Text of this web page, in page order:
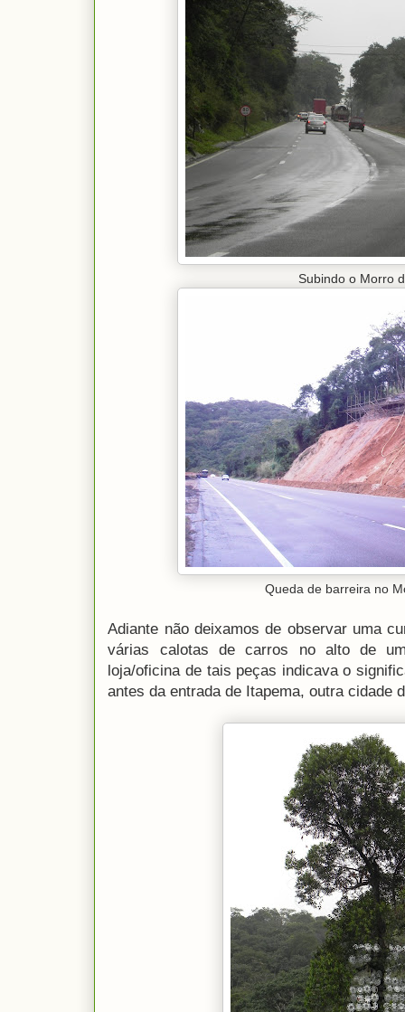
Subindo o Morro
Queda de barreira no
Adiante não deixamos de observar uma
várias calotas de carros no alto de
loja/oficina de tais peças indicava o
antes da entrada de Itapema, outra cidade